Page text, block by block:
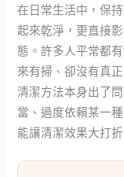
在日常生活中，保
起來乾淨，更直接
態。許多人平常都
來有掃、卻沒有真
清潔方法本身出了
當、過度依賴某一
能讓清潔效果大打折